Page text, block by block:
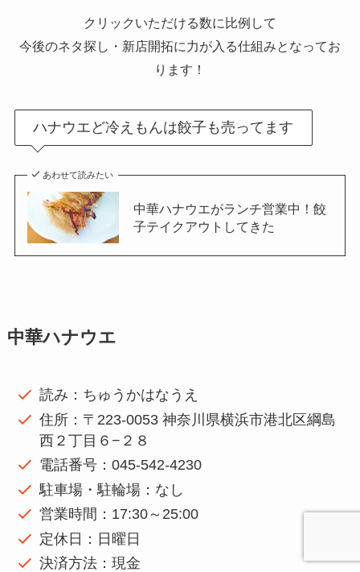
クリックいただける数に比例して
今後のネタ探し・新店開拓に力が入る仕組みとなってお
ります！
ハナウエど冷えもんは餃子も売ってます
あわせて読みたい
中華ハナウエがランチ営業中！餃
子テイクアウトしてきた
中華ハナウエ
読み：ちゅうかはなうえ
住所：〒223-0053 神奈川県横浜市港北区綱島
西２丁目６−２８
電話番号：045-542-4230
駐車場・駐輪場：なし
営業時間：17:30～25:00
定休日：日曜日
決済方法：現金